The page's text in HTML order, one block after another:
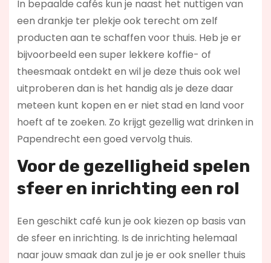
In bepaalde cafés kun je naast het nuttigen van
een drankje ter plekje ook terecht om zelf
producten aan te schaffen voor thuis. Heb je er
bijvoorbeeld een super lekkere koffie- of
theesmaak ontdekt en wil je deze thuis ook wel
uitproberen dan is het handig als je deze daar
meteen kunt kopen en er niet stad en land voor
hoeft af te zoeken. Zo krijgt gezellig wat drinken in
Papendrecht een goed vervolg thuis.
Voor de gezelligheid spelen
sfeer en inrichting een rol
Een geschikt café kun je ook kiezen op basis van
de sfeer en inrichting. Is de inrichting helemaal
naar jouw smaak dan zul je je er ook sneller thuis